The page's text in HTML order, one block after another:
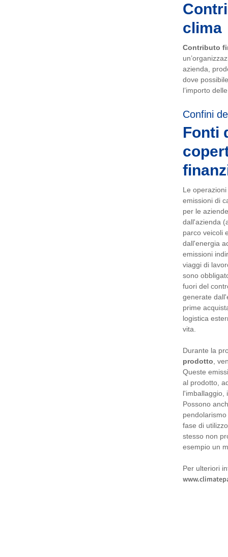
clima
Contributo
azienda,
dove
l’importo
Confini
Fonti
Le
emissioni di
per le
dall'azienda
parco veicoli
dall'energia
emissioni
viaggi di
sono
fuori del
generate
prime
logistica
vita.
Durante la
prodotto ,
Queste
al prodotto,
l'imballaggio,
Possono
fase di
stesso non
esempio un
Per ulteriori